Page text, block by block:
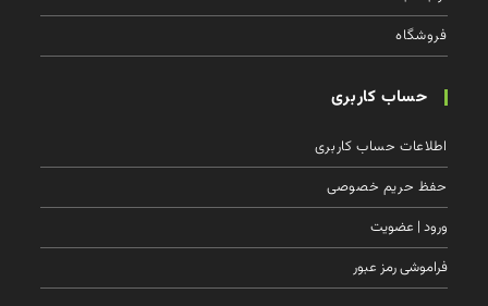
فروشگاه
حساب کاربری
اطلاعات حساب كاربری
حفظ حریم خصوصی
ورود | عضویت
فراموشی رمز عبور